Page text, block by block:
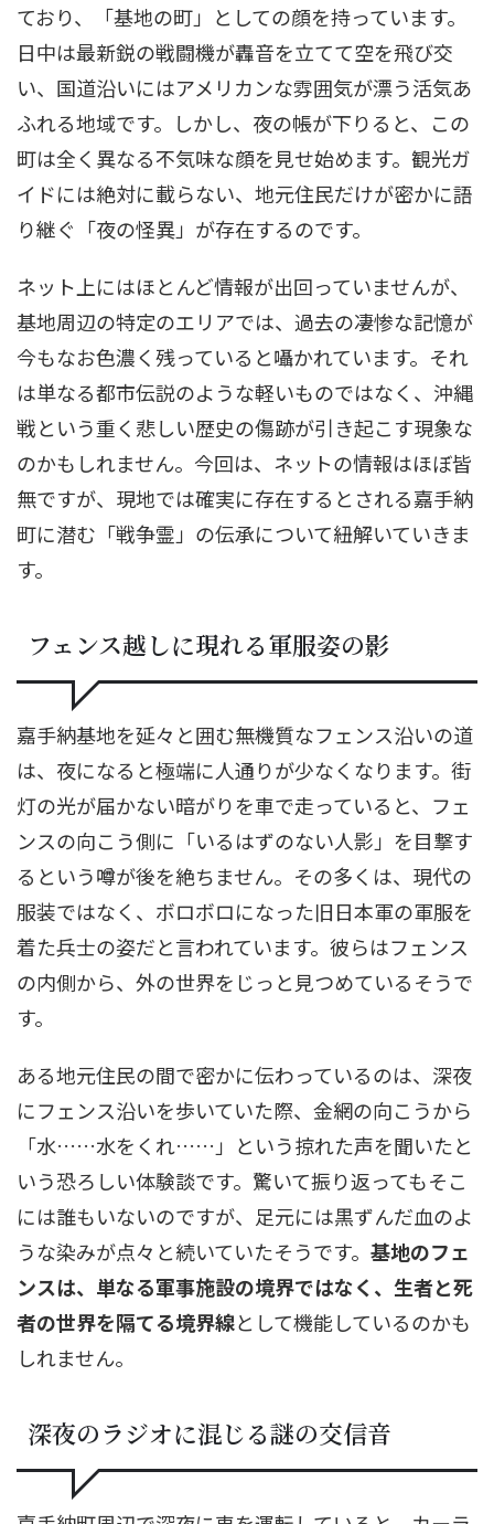
ており、「基地の町」としての顔を持っています。
日中は最新鋭の戦闘機が轟音を立てて空を飛び交
い、国道沿いにはアメリカンな雰囲気が漂う活気あ
ふれる地域です。しかし、夜の帳が下りると、この
町は全く異なる不気味な顔を見せ始めます。観光ガ
イドには絶対に載らない、地元住民だけが密かに語
り継ぐ「夜の怪異」が存在するのです。
ネット上にはほとんど情報が出回っていませんが、
基地周辺の特定のエリアでは、過去の凄惨な記憶が
今もなお色濃く残っていると囁かれています。それ
は単なる都市伝説のような軽いものではなく、沖縄
戦という重く悲しい歴史の傷跡が引き起こす現象な
のかもしれません。今回は、ネットの情報はほぼ皆
無ですが、現地では確実に存在するとされる嘉手納
町に潜む「戦争霊」の伝承について紐解いていきま
す。
フェンス越しに現れる軍服姿の影
嘉手納基地を延々と囲む無機質なフェンス沿いの道
は、夜になると極端に人通りが少なくなります。街
灯の光が届かない暗がりを車で走っていると、フェ
ンスの向こう側に「いるはずのない人影」を目撃す
るという噂が後を絶ちません。その多くは、現代の
服装ではなく、ボロボロになった旧日本軍の軍服を
着た兵士の姿だと言われています。彼らはフェンス
の内側から、外の世界をじっと見つめているそうで
す。
ある地元住民の間で密かに伝わっているのは、深夜
にフェンス沿いを歩いていた際、金網の向こうから
「水……水をくれ……」という掠れた声を聞いたと
いう恐ろしい体験談です。驚いて振り返ってもそこ
には誰もいないのですが、足元には黒ずんだ血のよ
うな染みが点々と続いていたそうです。 基地のフェ
ンスは、単なる軍事施設の境界ではなく、生者と死
者の世界を隔てる境界線として機能しているのかも
しれません。
深夜のラジオに混じる謎の交信音